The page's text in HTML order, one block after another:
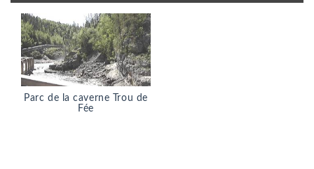
Parc de la caverne Trou de
Fée